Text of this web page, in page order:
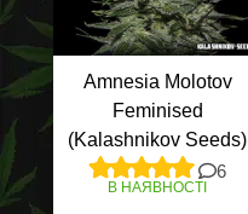
Amnesia Molotov
Feminised
(Kalashnikov Seeds)
6
В НАЯВНОСТІ